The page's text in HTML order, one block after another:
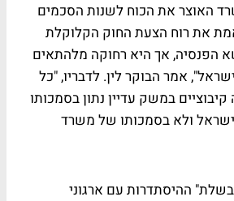
האוצר את הכוח לשנות הסכמים
את רוח הצעת החוק הקלוקלת
הפנסיה, אך היא רחוקה מלהתאים
אמר הבוקר לין. לדבריו, "כל
במשק עדיין נתון בסמכותו
ולא בסמכותו של משרד
ההיסתדרות עם ארגוני